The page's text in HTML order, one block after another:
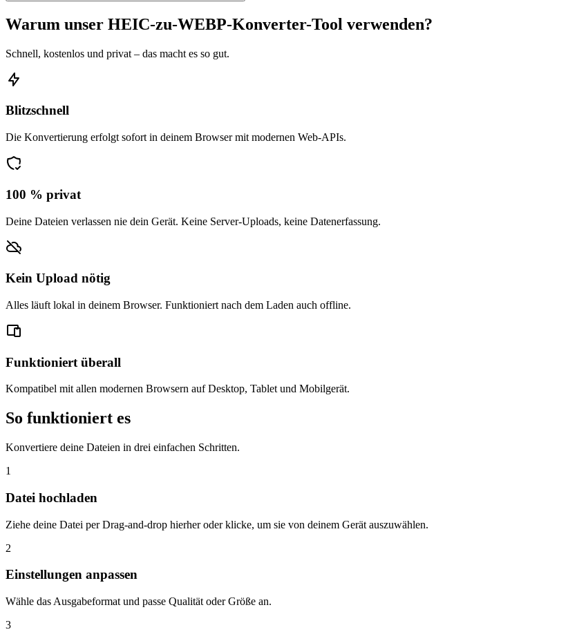
Warum unser HEIC-zu-WEBP-Konverter-Tool verwenden?
Schnell, kostenlos und privat – das macht es so gut.
Blitzschnell
Die Konvertierung erfolgt sofort in deinem Browser mit modernen Web-APIs.
100 % privat
Deine Dateien verlassen nie dein Gerät. Keine Server-Uploads, keine Datenerfassung.
Kein Upload nötig
Alles läuft lokal in deinem Browser. Funktioniert nach dem Laden auch offline.
Funktioniert überall
Kompatibel mit allen modernen Browsern auf Desktop, Tablet und Mobilgerät.
So funktioniert es
Konvertiere deine Dateien in drei einfachen Schritten.
1
Datei hochladen
Ziehe deine Datei per Drag-and-drop hierher oder klicke, um sie von deinem Gerät auszuwählen.
2
Einstellungen anpassen
Wähle das Ausgabeformat und passe Qualität oder Größe an.
3